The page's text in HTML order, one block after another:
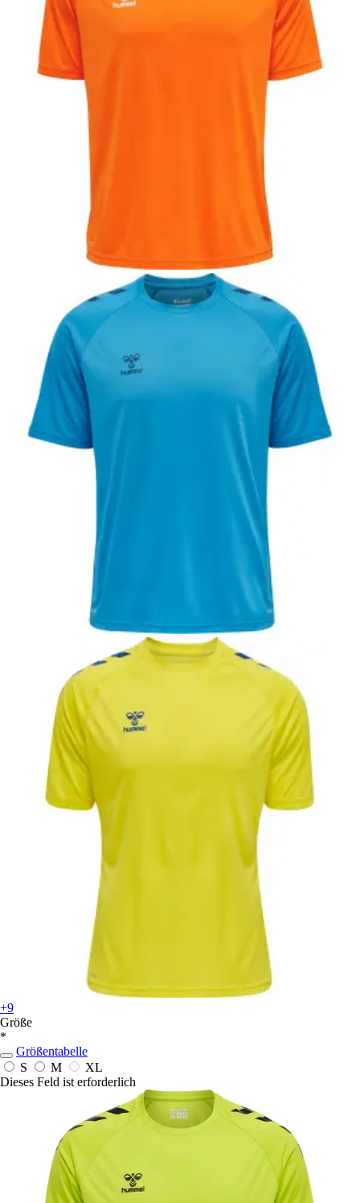
+9
Größe
*
Größentabelle
S
M
XL
Dieses Feld ist erforderlich